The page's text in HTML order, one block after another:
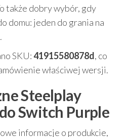
także dobry wybór, gdy
domu: jeden do grania na
SKU:41915580878d, co
właściwej wersji.
Steelplay
Switch Purple
informacje o produkcie,